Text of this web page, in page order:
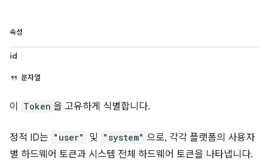
속성
id
문자열
이 Token 을 고유하게 식별합니다.
정적 ID는 "user" 및 "system" 으로, 각각 플랫폼의 사용자
별 하드웨어 토큰과 시스템 전체 하드웨어 토큰을 나타냅니다.